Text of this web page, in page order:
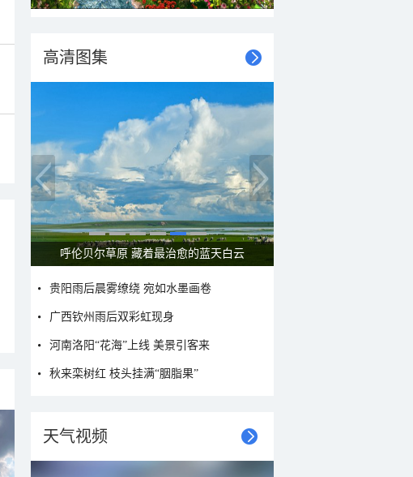
高清图集
呼伦贝尔草原 藏着最治愈的蓝天白云
贵阳雨后晨雾缭绕 宛如水墨画卷
广西钦州雨后双彩虹现身
河南洛阳“花海”上线 美景引客来
秋来栾树红 枝头挂满“胭脂果”
天气视频